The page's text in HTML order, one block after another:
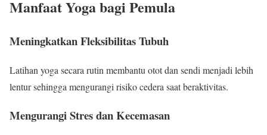
Manfaat Yoga bagi Pemula
Meningkatkan Fleksibilitas Tubuh
Latihan yoga secara rutin membantu otot dan sendi menjadi lebih
lentur sehingga mengurangi risiko cedera saat beraktivitas.
Mengurangi Stres dan Kecemasan